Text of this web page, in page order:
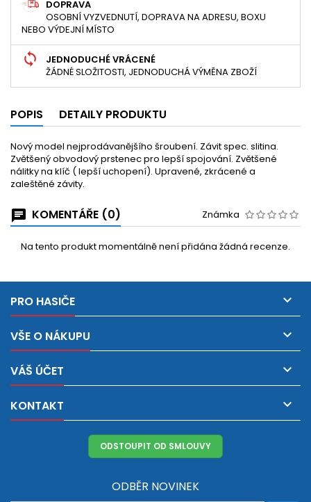
DOPRAVA
OSOBNÍ VYZVEDNUTÍ, DOPRAVA NA ADRESU, BOXU
NEBO VÝDEJNÍ MÍSTO
JEDNODUCHÉ VRÁCENÉ
ŽÁDNÉ SLOŽITOSTI, JEDNODUCHÁ VÝMĚNA ZBOŽÍ
POPIS DETAILY PRODUKTU
Nový model nejprodávanějšího šroubení. Závit spec. slitina.
Zvětšený obvodový prstenec pro lepší spojování. Zvětšené
nálitky na klíč ( lepší uchopení). Upravené, zkrácené a
zaleštěné závity.
KOMENTÁŘE (0) Známka
Na tento produkt momentálně není přidána žádná recenze.
PRO HASIČE 
VŠE O NÁKUPU 
VÁŠ ÚČET 
KONTAKT 
ODSTOUPIT OD SMLOUVY
ODBĚR NOVINEK